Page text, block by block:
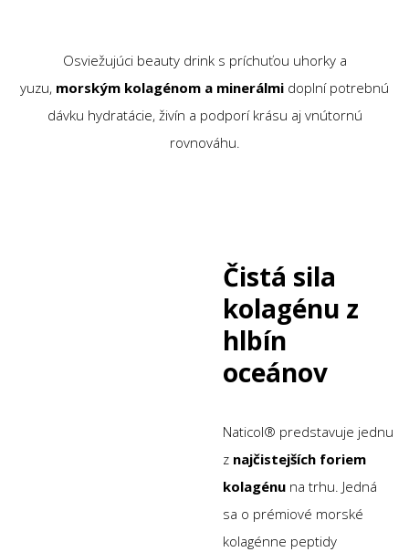
Osviežujúci beauty drink s príchuťou uhorky a
yuzu, morským kolagénom a minerálmi doplní potrebnú
dávku hydratácie, živín a podporí krásu aj vnútornú
rovnováhu.
Čistá sila
kolagénu z
hlbín
oceánov
Naticol® predstavuje jednu
z najčistejších foriem
kolagénu na trhu. Jedná
sa o prémiové morské
kolagénne peptidy